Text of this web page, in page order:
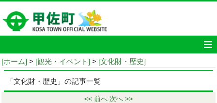
[ホーム] > [観光・イベント] > [文化財・歴史]
「文化財・歴史」の記事一覧
<< 前へ 次へ >>